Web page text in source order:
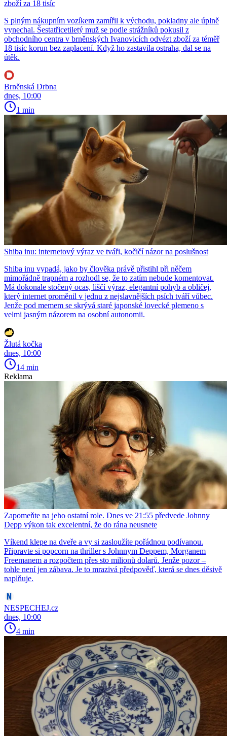
zboží za 18 tisíc
S plným nákupním vozíkem zamířil k východu, pokladny ale úplně
vynechal. Šestatřicetiletý muž se podle strážníků pokusil z
obchodního centra v brněnských Ivanovicích odvézt zboží za téměř
18 tisíc korun bez zaplacení. Když ho zastavila ostraha, dal se na
útěk.
Brněnská Drbna
dnes, 10:00
1 min
Shiba inu: internetový výraz ve tváři, kočičí názor na poslušnost
Shiba inu vypadá, jako by člověka právě přistihl při něčem
mimořádně trapném a rozhodl se, že to zatím nebude komentovat.
Má dokonale stočený ocas, liščí výraz, elegantní pohyb a obličej,
který internet proměnil v jednu z nejslavnějších psích tváří vůbec.
Jenže pod memem se skrývá staré japonské lovecké plemeno s
velmi jasným názorem na osobní autonomii.
Žlutá kočka
dnes, 10:00
14 min
Reklama
Zapomeňte na jeho ostatní role. Dnes ve 21:55 předvede Johnny
Depp výkon tak excelentní, že do rána neusnete
Víkend klepe na dveře a vy si zasloužíte pořádnou podívanou.
Připravte si popcorn na thriller s Johnnym Deppem, Morganem
Freemanem a rozpočtem přes sto milionů dolarů. Jenže pozor –
tohle není jen zábava. Je to mrazivá předpověď, která se dnes děsivě
naplňuje.
NESPECHEJ.cz
dnes, 10:00
4 min